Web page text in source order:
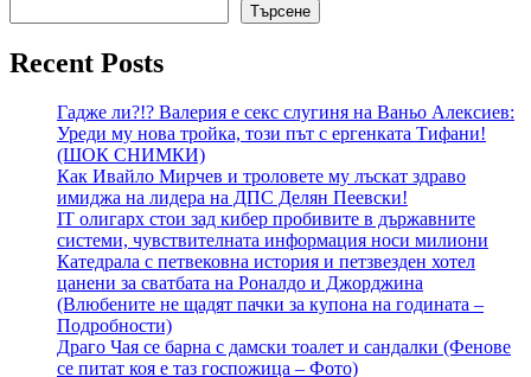
Търсене
Recent Posts
Гадже ли?!? Валерия е секс слугиня на Ваньо Алексиев:
Уреди му нова тройка, този път с ергенката Тифани!
(ШОК СНИМКИ)
Как Ивайло Мирчев и троловете му лъскат здраво
имиджа на лидера на ДПС Делян Пеевски!
IT олигарх стои зад кибер пробивите в държавните
системи, чувствителната информация носи милиони
Катедрала с петвековна история и петзвезден хотел
цанени за сватбата на Роналдо и Джорджина
(Влюбените не щадят пачки за купона на годината –
Подробности)
Драго Чая се барна с дамски тоалет и сандалки (Фенове
се питат коя е таз госпожица – Фото)